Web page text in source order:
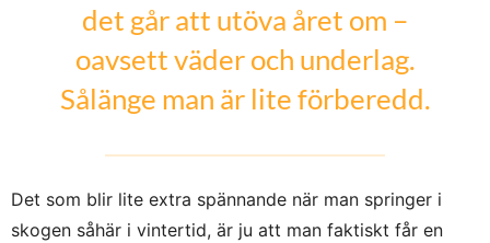
det går att utöva året om –
oavsett väder och underlag.
Sålänge man är lite förberedd.
Det som blir lite extra spännande när man springer i
skogen såhär i vintertid, är ju att man faktiskt får en